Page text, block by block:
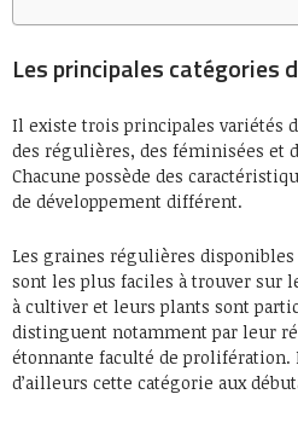
Les principales catégories
Il existe trois principales variétés
des régulières, des féminisées et
Chacune possède des
de développement différent.
Les graines régulières disponibles
sont les plus faciles à trouver sur
à cultiver et leurs plants sont
distinguent notamment par leur
étonnante faculté de prolifération.
d’ailleurs cette catégorie aux